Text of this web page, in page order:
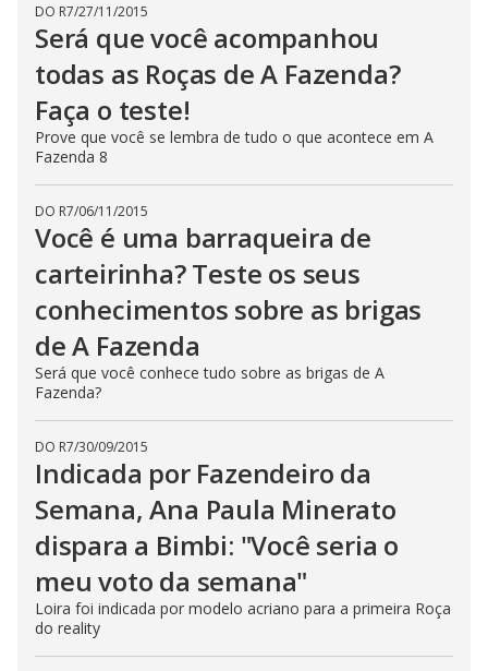
DO R7/27/11/2015
Será que você acompanhou
todas as Roças de A Fazenda?
Faça o teste!
Prove que você se lembra de tudo o que acontece em A
Fazenda 8
DO R7/06/11/2015
Você é uma barraqueira de
carteirinha? Teste os seus
conhecimentos sobre as brigas
de A Fazenda
Será que você conhece tudo sobre as brigas de A
Fazenda?
DO R7/30/09/2015
Indicada por Fazendeiro da
Semana, Ana Paula Minerato
dispara a Bimbi: "Você seria o
meu voto da semana"
Loira foi indicada por modelo acriano para a primeira Roça
do reality